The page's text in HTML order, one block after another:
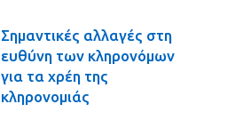
Σημαντικές αλλαγές στη
ευθύνη των κληρονόμων
για τα χρέη της
κληρονομιάς